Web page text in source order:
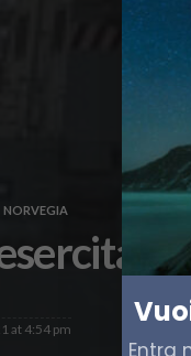
NORVEGIA
at 4:54 pm
Entra